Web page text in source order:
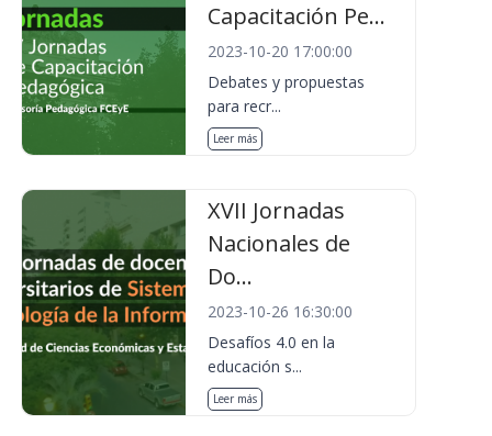
Capacitación Pe...
2023-10-20 17:00:00
Debates y propuestas
para recr...
Leer más
XVII Jornadas
Nacionales de
Do...
2023-10-26 16:30:00
Desafíos 4.0 en la
educación s...
Leer más